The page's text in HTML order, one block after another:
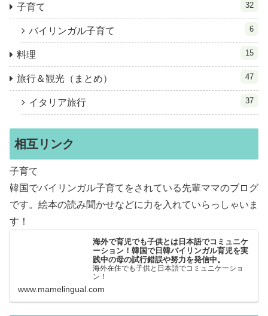
子育て 32
バイリンガル子育て 6
料理 15
旅行＆観光（まとめ） 47
イタリア旅行 37
相互リンク
子育て
韓国でバイリンガル子育てをされている先輩ママのブログ
です。絵本の読み聞かせなどに力を入れていらっしゃいま
す！
海外で育児でも子供とは日本語でコミュニケ
ーション！韓国で日韓バイリンガル育児を実
践中の母の試行錯誤や努力を発信中。
海外在住でも子供と日本語でコミュニケーショ
ン！
www.mamelingual.com